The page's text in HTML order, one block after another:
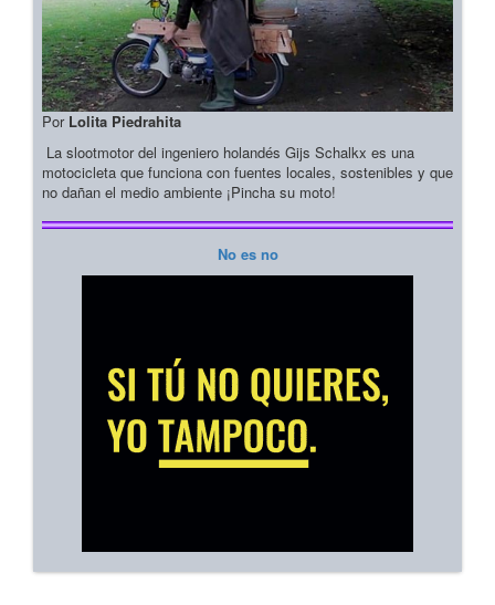
Por Lolita Piedrahita
La slootmotor del ingeniero holandés Gijs Schalkx es una
motocicleta que funciona con fuentes locales, sostenibles y que
no dañan el medio ambiente ¡Pincha su moto!
No es no